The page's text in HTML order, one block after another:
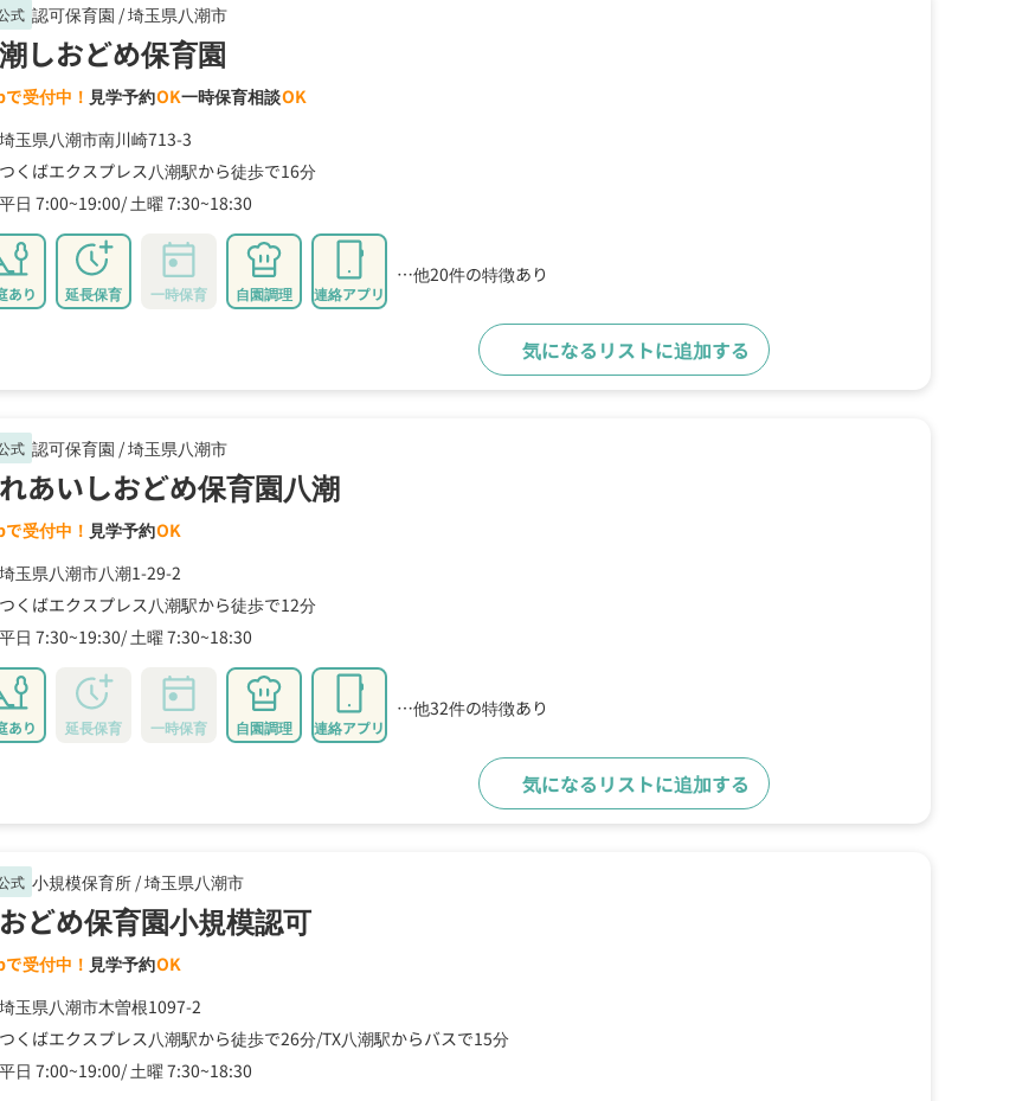
式 認可保育園 /埼玉県八潮市
しおどめ保育園
受付中！ 見学予約OK一時保育相談OK
埼玉県八潮市南川崎713-3
つくばエクスプレス八潮駅から徒歩で16分
平日 7:00~19:00 土曜 7:30~18:30
あり 延長保育 一時保育 自園調理 連絡アプリ
…他20件の特徴あり
気になるリストに追加する
式 認可保育園 /埼玉県八潮市
あいしおどめ保育園八潮
受付中！ 見学予約OK
埼玉県八潮市八潮1-29-2
つくばエクスプレス八潮駅から徒歩で12分
平日 7:30~19:30 土曜 7:30~18:30
あり 延長保育 一時保育 自園調理 連絡アプリ
…他32件の特徴あり
気になるリストに追加する
式 小規模保育所 /埼玉県八潮市
どめ保育園小規模認可
受付中！ 見学予約OK
埼玉県八潮市木曽根1097-2
つくばエクスプレス八潮駅から徒歩で26分 TX八潮駅からバスで15分
平日 7:00~19:00 土曜 7:30~18:30